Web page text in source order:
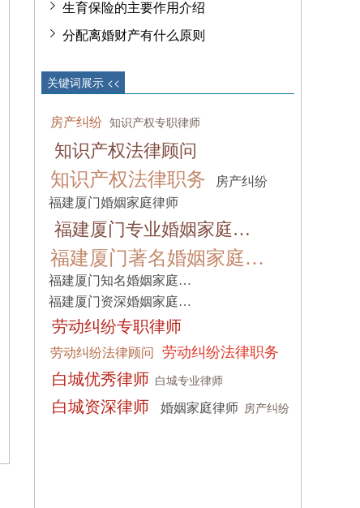
生育保险的主要作用介绍
分配离婚财产有什么原则
关键词展示 <<
房产纠纷 知识产权专职律师
知识产权法律顾问
知识产权法律职务
房产纠纷
福建厦门婚姻家庭律师
福建厦门专业婚姻家庭…
福建厦门著名婚姻家庭…
福建厦门知名婚姻家庭…
福建厦门资深婚姻家庭…
劳动纠纷专职律师
劳动纠纷法律顾问 劳动纠纷法律职务
白城优秀律师 白城专业律师
白城资深律师 婚姻家庭律师 房产纠纷